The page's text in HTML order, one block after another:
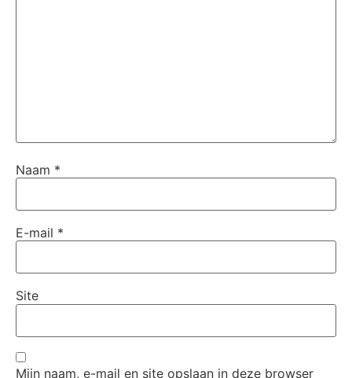
Naam *
E-mail *
Site
Mijn naam, e-mail en site opslaan in deze browser